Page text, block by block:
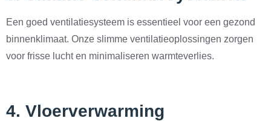
Een goed ventilatiesysteem is essentieel voor een gezond
binnenklimaat. Onze slimme ventilatieoplossingen zorgen
voor frisse lucht en minimaliseren warmteverlies.
4. Vloerverwarming